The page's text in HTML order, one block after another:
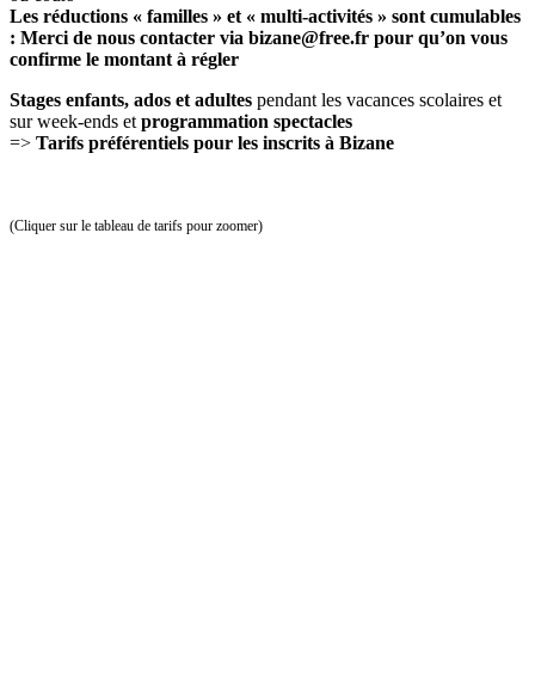
Les réductions « familles » et « multi-activités » sont cumulables
: Merci de nous contacter via bizane@free.fr pour qu’on vous
confirme le montant à régler
Stages enfants, ados et adultes pendant les vacances scolaires et
sur week-ends etprogrammation spectacles
=> Tarifs préférentiels pour les inscrits à Bizane
(Cliquer sur le tableau de tarifs pour zoomer)